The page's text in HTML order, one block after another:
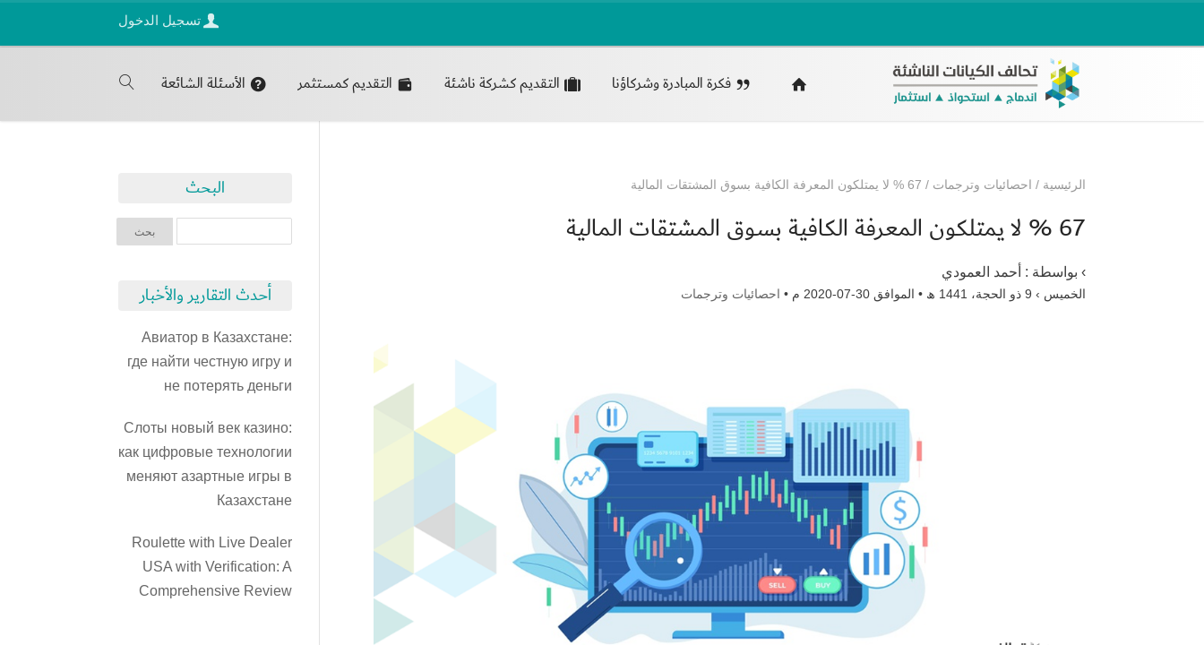
تسجيل الدخول
فكرة المبادرة وشركاؤنا التقديم كشركة ناشئة التقديم كمستثمر الأسئلة الشائعة
الرئيسية / احصائيات وترجمات / 67 % لا يمتلكون المعرفة الكافية بسوق المشتقات المالية
67 % لا يمتلكون المعرفة الكافية بسوق المشتقات المالية
› بواسطة : أحمد العمودي
الخميس › 9 ذو الحجة، 1441 ھ • الموافق 30-07-2020 م • احصائيات وترجمات
البحث
أحدث التقارير والأخبار
Авиатор в Казахстане:
где найти честную игру и
не потерять деньги
Слоты новый век казино:
как цифровые технологии
меняют азартные игры в
Казахстане
Roulette with Live Dealer
USA with Verification: A
Comprehensive Review